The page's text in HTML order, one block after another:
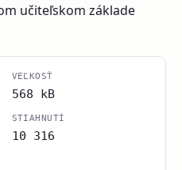
učiteľskom základe
VEĽKOSŤ
568 kB
STIAHNUTÍ
10 316